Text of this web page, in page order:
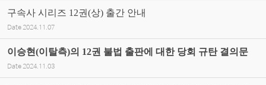
구속사 시리즈 12권(상) 출간 안내
Date 2024.11.07
이승현(이탈측)의 12권 불법 출판에 대한 당회 규탄 결의문
Date 2024.11.03